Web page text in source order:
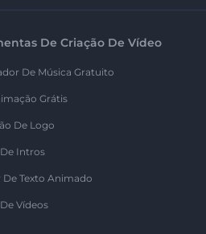
De Criação De Vídeo
De Música Gratuito
Grátis
De Logo
Intros
De Texto Animado
Vídeos